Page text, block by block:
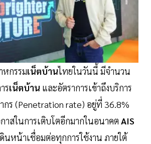
กรรมเน็ตบ้านไทยในวันนี้ มีจำนวน
รเน็ตบ้าน และอัตราการเข้าถึงบริการ
กร (Penetration rate) อยู่ที่ 36.8%
าสในการเติบโตอีกมากในอนาคต AIS
นหน้าเชื่อมต่อทุกการใช้งาน ภายใต้